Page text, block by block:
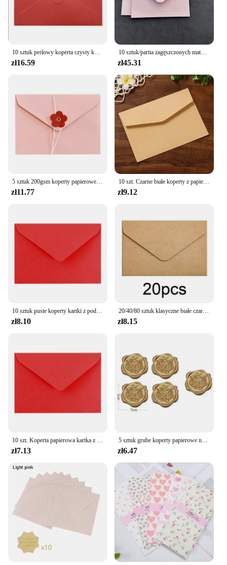
10 sztuk perłowy koperta czysty kolor wzór fali trójkąt czerwony różowy karty Christmas Gift zaopatrzenie firm szkolne materiały papiernicze
zł16.59
10 sztuk/partia zagęszczonych matowych różowych kopert 250g wysokiej jakości kopert z napisem na zaproszenie na ślub biznes pocztówka do pakowania prezentów
zł45.31
5 sztuk 200gsm koperty papierowe z guzikami sznurkowymi Kawaii miłość koperty kwiatowe DIY zaproszenia na przyjęcie weselne okładka opakowanie na prezent
zł11.77
10 szt. Czarne białe koperty z papieru pakowego puste papier Vintage w europejskim stylu na pocztówkowe karty koreańskie piśmiennicze Papel
zł9.12
10 sztuk puste koperty kartki z podziękowaniami Handmade DIY koperta na przyjęcie urodzinowe Inivitation baby Shower Office kartka z życzeniami
zł8.10
20/40/80 sztuk klasyczne białe czarne Kraft puste Mini papierowe koperty okienne zaproszenie ślubne koperta koperta na prezent
zł8.15
10 szt. Koperta papierowa kartka z życzeniami zaproszenie na przyjęcie Kraft karty pocztowe ręcznie robione czyste karty na imprezę Inivitation
zł7.13
5 sztuk grube koperty papierowe na listy wysokiej jakości koperta na gotówkę Kawaii torba papierowa zaproszenia na przyjęcie weselne karty pocztówki okładka
zł6.47